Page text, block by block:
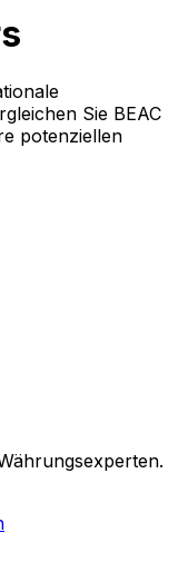
Sie BEAC
potenziellen